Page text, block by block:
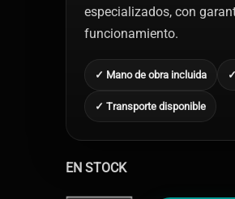
especializados, con
funcionamiento.
✓ Mano de obra incluida
✓ Transporte disponible
EN STOCK